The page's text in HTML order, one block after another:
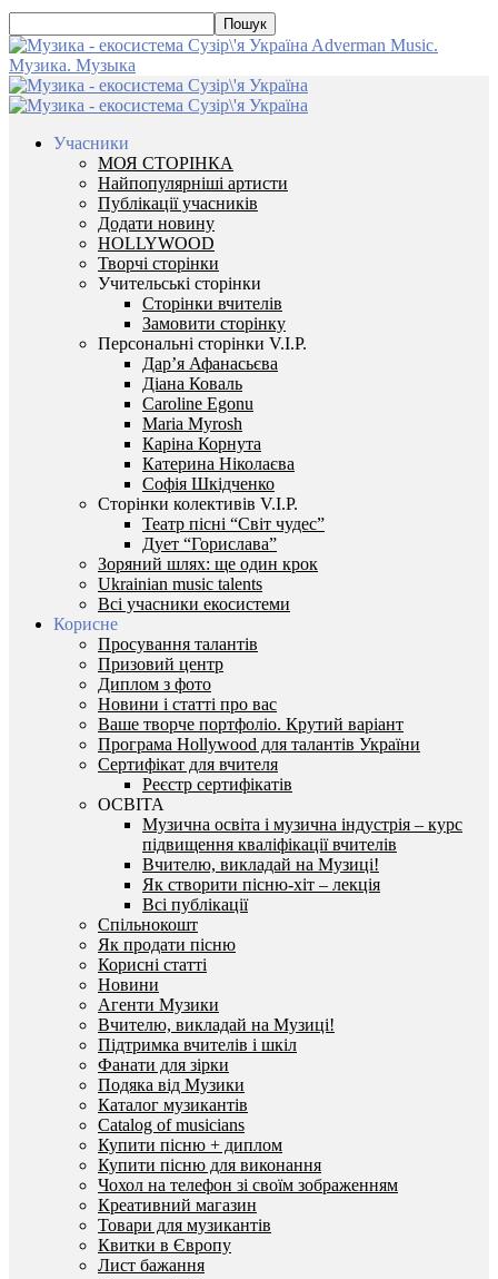
Adverman Music.
Музика. Музыка
Учасники
МОЯ СТОРІНКА
Найпопулярніші артисти
Публікації учасників
Додати новину
HOLLYWOOD
Творчі сторінки
Учительські сторінки
Сторінки вчителів
Замовити сторінку
Персональні сторінки V.I.P.
Дар’я Афанасьєва
Діана Коваль
Caroline Egonu
Maria Myrosh
Каріна Корнута
Катерина Ніколаєва
Софія Шкідченко
Сторінки колективів V.I.P.
Театр пісні “Світ чудес”
Дует “Горислава”
Зоряний шлях: ще один крок
Ukrainian music talents
Всі учасники екосистеми
Корисне
Просування талантів
Призовий центр
Диплом з фото
Новини і статті про вас
Ваше творче портфоліо. Крутий варіант
Програма Hollywood для талантів України
Сертифікат для вчителя
Реєстр сертифікатів
ОСВІТА
Музична освіта і музична індустрія – курс
підвищення кваліфікації вчителів
Вчителю, викладай на Музиці!
Як створити пісню-хіт – лекція
Всі публікації
Спільнокошт
Як продати пісню
Корисні статті
Новини
Агенти Музики
Вчителю, викладай на Музиці!
Підтримка вчителів і шкіл
Фанати для зірки
Подяка від Музики
Каталог музикантів
Catalog of musicians
Купити пісню + диплом
Купити пісню для виконання
Чохол на телефон зі своїм зображенням
Креативний магазин
Товари для музикантів
Квитки в Європу
Лист бажання